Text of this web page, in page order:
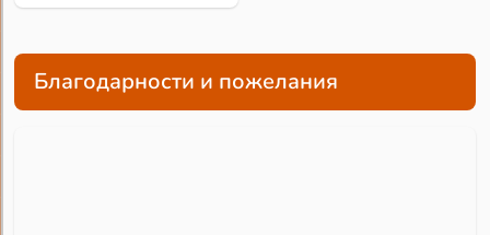
Благодарности и пожелания